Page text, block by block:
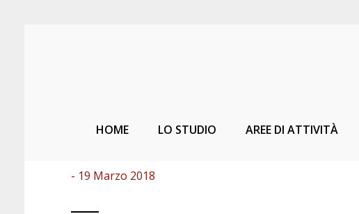
HOME LO STUDIO AREE DI ATTIVITÀ
- 19 Marzo 2018